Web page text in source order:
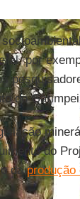
por
do
do
daprodução